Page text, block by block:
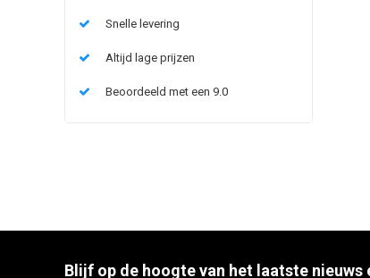
Snelle levering
Altijd lage prijzen
Beoordeeld met een 9.0
Blijf op de hoogte van het laatste